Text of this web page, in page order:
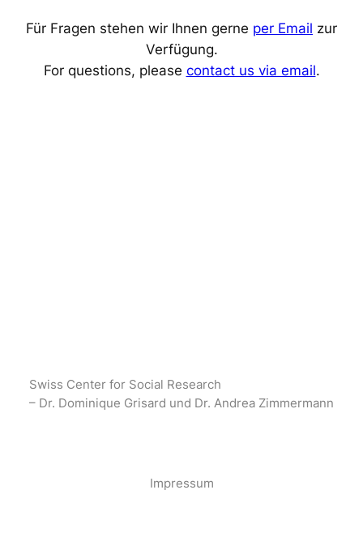
Für Fragen stehen wir Ihnen gerne per Email zur
Verfügung.
For questions, please contact us via email.
Swiss Center for Social Research
– Dr. Dominique Grisard und Dr. Andrea Zimmermann
Impressum